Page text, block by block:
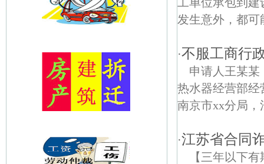
发生意外，都
·不服工商行
申请人王某某
热水器经营部
南京市xx分局
·江苏省合同
【三年以下